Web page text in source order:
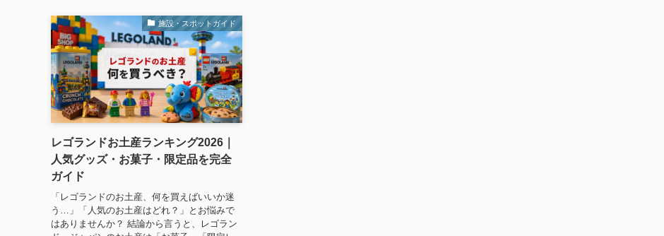
施設・スポットガイド
レゴランドお土産ランキング2026｜
人気グッズ・お菓子・限定品を完全
ガイド
「レゴランドのお土産、何を買えばいいか迷
う…」「人気のお土産はどれ？」とお悩みで
はありませんか？ 結論から言うと、レゴラン